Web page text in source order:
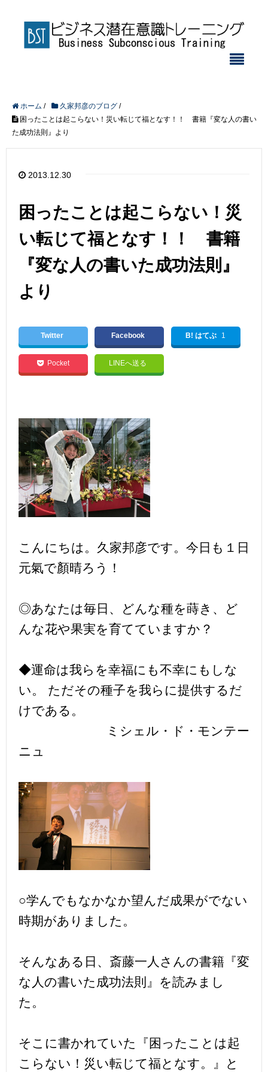
ホーム / 久家邦彦のブログ /
困ったことは起こらない！災い転じて福となす！！ 書籍『変な人の書い
た成功法則』より
2013.12.30
困ったことは起こらない！災
い転じて福となす！！ 書籍
『変な人の書いた成功法則』
より
Twitter Facebook B! はてぶ 1
Pocket LINEへ送る
こんにちは。久家邦彦です。今日も１日
元氣で顏晴ろう！
◎あなたは毎日、どんな種を蒔き、ど
んな花や果実を育てていますか？
◆運命は我らを幸福にも不幸にもしな
い。 ただその種子を我らに提供するだ
けである。
ミシェル・ド・モンテー
ニュ
○学んでもなかなか望んだ成果がでない
時期がありました。
そんなある日、斎藤一人さんの書籍『変
な人の書いた成功法則』を読みまし
た。
そこに書かれていた『困ったことは起
こらない！災い転じて福となす。』と